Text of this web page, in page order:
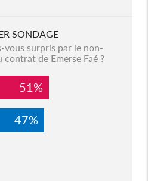
SONDAGE
vous surpris par le non-
de Emerse Faé ?
51%
47%